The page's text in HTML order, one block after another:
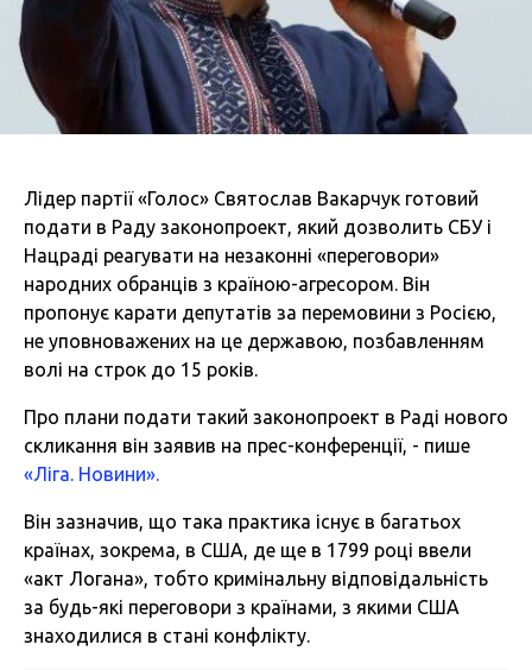
Лідер партії «Голос» Святослав Вакарчук готовий
подати в Раду законопроект, який дозволить СБУ і
Нацраді реагувати на незаконні «переговори»
народних обранців з країною-агресором. Він
пропонує карати депутатів за перемовини з Росією,
не уповноважених на це державою, позбавленням
волі на строк до 15 років.
Про плани подати такий законопроект в Раді нового
скликання він заявив на прес-конференції, - пише
«Ліга. Новини».
Він зазначив, що така практика існує в багатьох
країнах, зокрема, в США, де ще в 1799 році ввели
«акт Логана», тобто кримінальну відповідальність
за будь-які переговори з країнами, з якими США
знаходилися в стані конфлікту.